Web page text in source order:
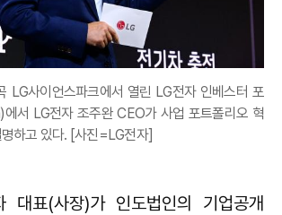
LG사이언스파크에서 열린 LG전자 인베스터 포
서 LG전자 조주완 CEO가 사업 포트폴리오 혁
하고 있다. [사진=LG전자]
대표(사장)가 인도법인의 기업공개